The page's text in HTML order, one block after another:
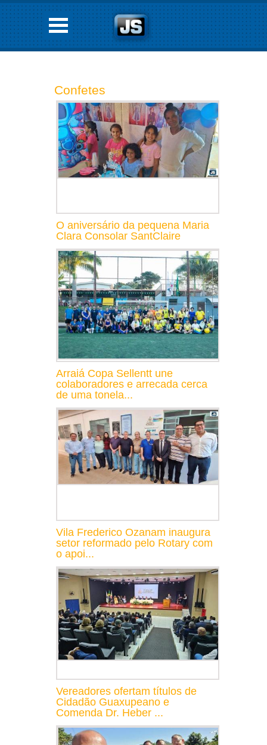
Confetes
O aniversário da pequena Maria
Clara Consolar SantClaire
Arraiá Copa Sellentt une
colaboradores e arrecada cerca
de uma tonela...
Vila Frederico Ozanam inaugura
setor reformado pelo Rotary com
o apoi...
Vereadores ofertam títulos de
Cidadão Guaxupeano e
Comenda Dr. Heber ...